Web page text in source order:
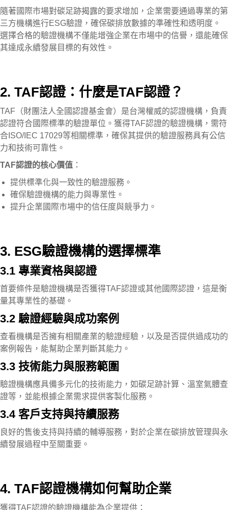
隨著國際市場對碳足跡揭露的要求增加，企業需要通過專業的第
三方機構進行ESG驗證，確保碳排放數據的準確性和透明度。
選擇合格的驗證機構不僅能增強企業在市場中的信譽，還能確保
其達成永續發展目標的有效性。
2. TAF認證：什麼是TAF認證？
TAF（財團法人全國認證基金會）是台灣權威的認證機構，負責
認證符合國際標準的驗證單位。獲得TAF認證的驗證機構，需符
合ISO/IEC 17029等相關標準，確保其提供的驗證服務具有公信
力和技術可靠性。
TAF認證的核心價值 ：
提供標準化與一致性的驗證服務。
確保驗證機構的能力與專業性。
提升企業國際市場中的信任度與競爭力。
3. ESG驗證機構的選擇標準
3.1 專業資格與認證
首要條件是驗證機構是否獲得TAF認證或其他國際認證，這是衡
量其專業性的基礎。
3.2 驗證經驗與成功案例
查看機構是否擁有相關產業的驗證經驗，以及是否提供過成功的
案例報告，能幫助企業判斷其能力。
3.3 技術能力與服務範圍
驗證機構應具備多元化的技術能力，如碳足跡計算、溫室氣體查
證等，並能根據企業需求提供客製化服務。
3.4 客戶支持與持續服務
良好的售後支持與持續的輔導服務，對於企業在碳排放管理與永
續發展過程中至關重要。
4. TAF認證機構如何幫助企業
獲得TAF認證的驗證機構能為企業提供：